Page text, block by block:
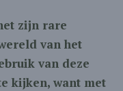
zijn rare
van het
van deze
kijken, want met